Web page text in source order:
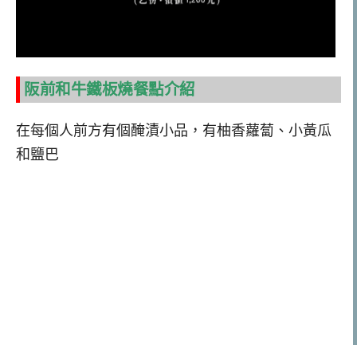
阪前和牛鐵板燒餐點介紹
在每個人前方有個醃漬小品，有柚香蘿蔔、小黃瓜
和鹽巴